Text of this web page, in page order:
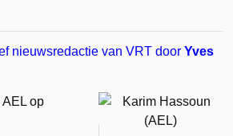
nieuwsredactie van VRT doorYves
op